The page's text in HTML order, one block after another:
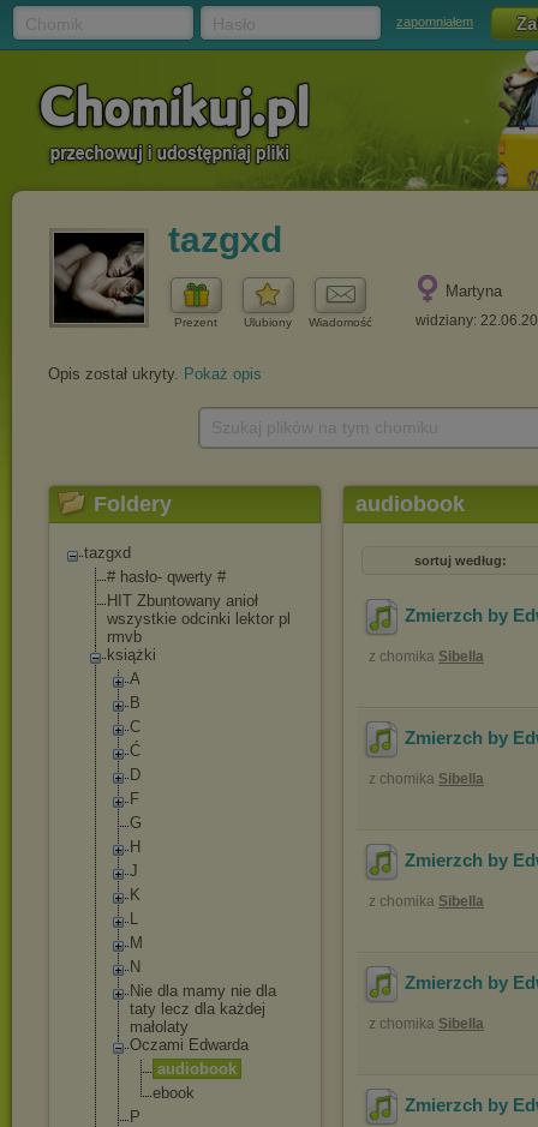
zapomniałem
tazgxd
Prezent Ulubiony Wiadomość
Martyna
widziany:
Opis został ukryty. Pokaż opis
Foldery
tazgxd
# hasło- qwerty #
HIT Zbuntowany anioł
wszystkie odcinki lektor pl
rmvb
książki
A
B
C
Ć
D
F
G
H
J
K
L
M
N
Nie dla mamy nie dla
taty lecz dla każdej
małolaty
Oczami Edwarda
audiobook
ebook
P
audiobook
sortuj według:
Zmierzch by
z chomika Sibella
Zmierzch by
z chomika Sibella
Zmierzch by
z chomika Sibella
Zmierzch by
z chomika Sibella
Zmierzch by